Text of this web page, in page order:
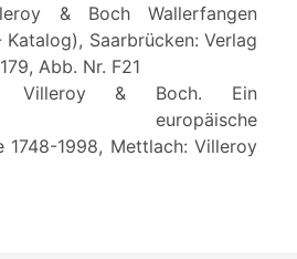
& Boch Wallerfangen
Saarbrücken: Verlag
Abb. Nr. F21
Villeroy & Boch. Ein
europäische
1748-1998, Mettlach: Villeroy